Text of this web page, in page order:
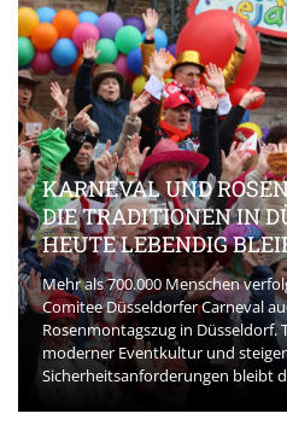
KARNEVAL UND
DIE TRADITIONEN IN
HEUTE LEBENDIG
Mehr als 700.000 Menschen
Comitee Düsseldorfer Carneval
Rosenmontagszug in Düsseldorf.
moderner Eventkultur und
Sicherheitsanforderungen bleibt